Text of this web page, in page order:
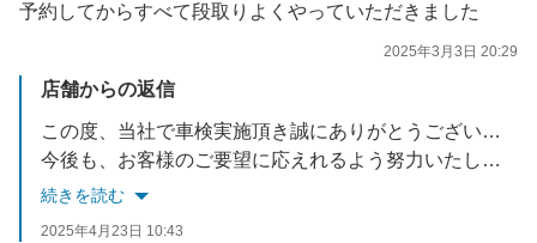
予約してからすべて段取りよくやっていただきました
2025年3月3日 20:29
店舗からの返信
この度、当社で車検実施頂き誠にありがとうございました。
今後も、お客様のご要望に応えれるよう努力いたします。
お車でお困りごとがあれば、いつでもご相談ください。
続きを読む
2025年4月23日 10:43